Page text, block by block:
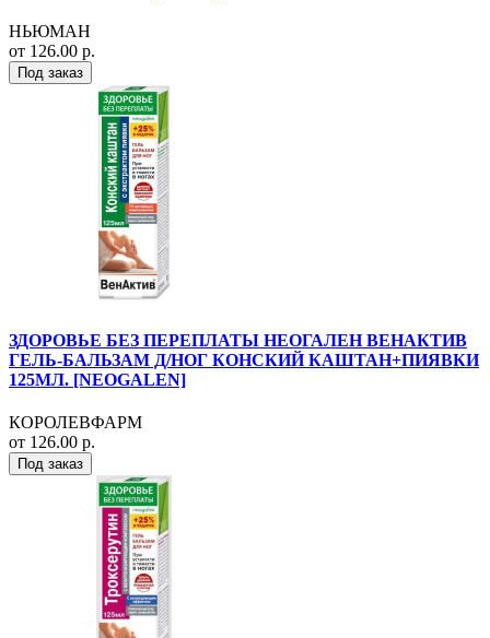
НЬЮМАН
от 126.00 р.
Под заказ
ЗДОРОВЬЕ БЕЗ ПЕРЕПЛАТЫ НЕОГАЛЕН ВЕНАКТИВ
ГЕЛЬ-БАЛЬЗАМ Д/НОГ КОНСКИЙ КАШТАН+ПИЯВКИ
125МЛ. [NEOGALEN]
КОРОЛЕВФАРМ
от 126.00 р.
Под заказ